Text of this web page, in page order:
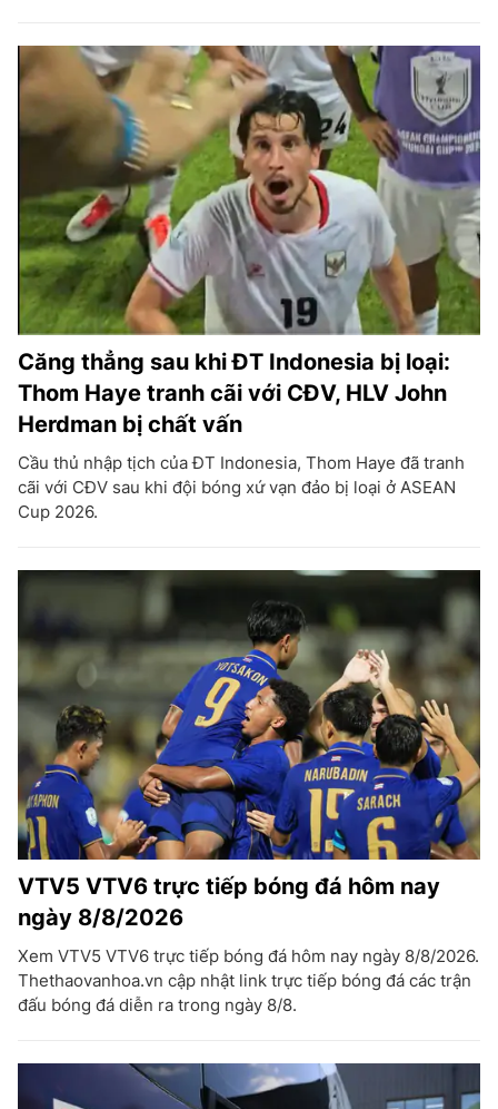
Căng thẳng sau khi ĐT Indonesia bị loại:
Thom Haye tranh cãi với CĐV, HLV John
Herdman bị chất vấn
Cầu thủ nhập tịch của ĐT Indonesia, Thom Haye đã tranh
cãi với CĐV sau khi đội bóng xứ vạn đảo bị loại ở ASEAN
Cup 2026.
VTV5 VTV6 trực tiếp bóng đá hôm nay
ngày 8/8/2026
Xem VTV5 VTV6 trực tiếp bóng đá hôm nay ngày 8/8/2026.
Thethaovanhoa.vn cập nhật link trực tiếp bóng đá các trận
đấu bóng đá diễn ra trong ngày 8/8.